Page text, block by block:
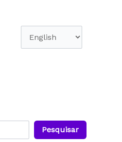
Pesquisar